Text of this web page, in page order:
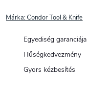
Márka:Condor Tool & Knife
Egyediség garanciája
Hűségkedvezmény
Gyors kézbesítés